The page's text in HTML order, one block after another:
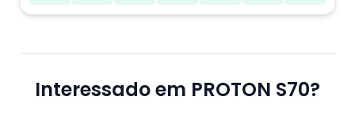
Interessado em PROTON S70?